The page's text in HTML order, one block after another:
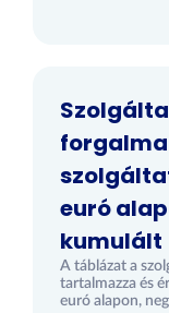
euró
kumulált
A táblázat a
tartalmazza és
euró alapon,